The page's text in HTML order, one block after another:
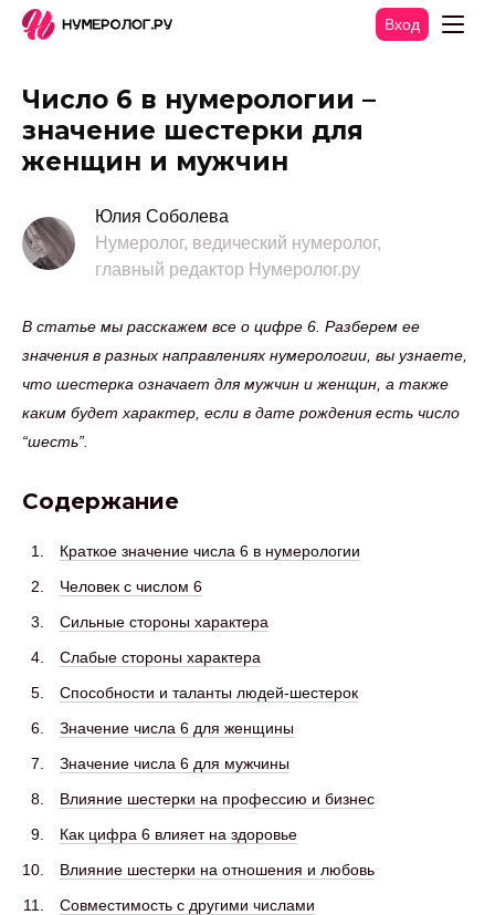
Вход
Число 6 в нумерологии –
значение шестерки для
женщин и мужчин
Юлия Соболева
Нумеролог, ведический нумеролог,
главный редактор Нумеролог.ру
В статье мы расскажем все о цифре 6. Разберем ее
значения в разных направлениях нумерологии, вы узнаете,
что шестерка означает для мужчин и женщин, а также
каким будет характер, если в дате рождения есть число
“шесть”.
Содержание
Краткое значение числа 6 в нумерологии
Человек с числом 6
Сильные стороны характера
Слабые стороны характера
Способности и таланты людей-шестерок
Значение числа 6 для женщины
Значение числа 6 для мужчины
Влияние шестерки на профессию и бизнес
Как цифра 6 влияет на здоровье
Влияние шестерки на отношения и любовь
Совместимость с другими числами